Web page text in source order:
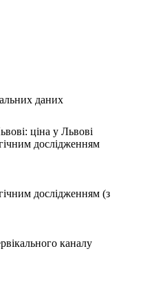
даних
ціна у Львові
дослідженням
дослідженням (з
каналу